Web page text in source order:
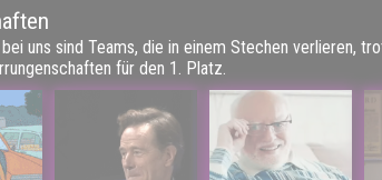
bei uns sind Teams, die in einem Stechen verlieren,
für den 1. Platz.